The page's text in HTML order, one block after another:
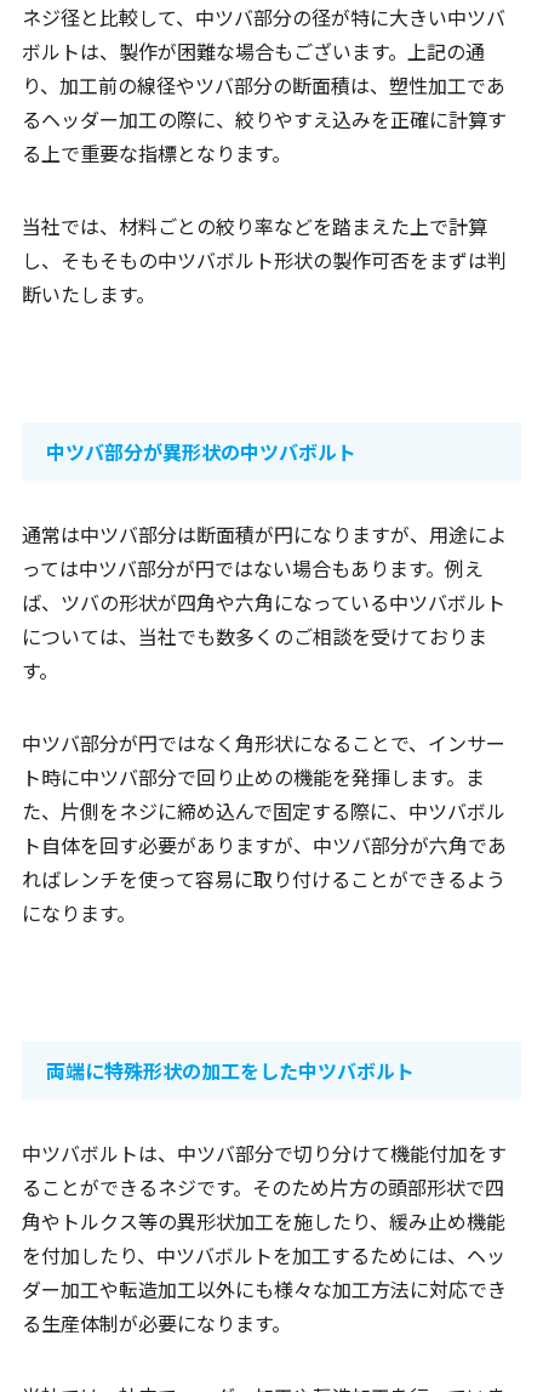
ネジ径と比較して、中ツバ部分の径が特に大きい中ツバ
ボルトは、製作が困難な場合もございます。上記の通
り、加工前の線径やツバ部分の断面積は、塑性加工であ
るヘッダー加工の際に、絞りやすえ込みを正確に計算す
る上で重要な指標となります。
当社では、材料ごとの絞り率などを踏まえた上で計算
し、そもそもの中ツバボルト形状の製作可否をまずは判
断いたします。
中ツバ部分が異形状の中ツバボルト
通常は中ツバ部分は断面積が円になりますが、用途によ
っては中ツバ部分が円ではない場合もあります。例え
ば、ツバの形状が四角や六角になっている中ツバボルト
については、当社でも数多くのご相談を受けておりま
す。
中ツバ部分が円ではなく角形状になることで、インサー
ト時に中ツバ部分で回り止めの機能を発揮します。ま
た、片側をネジに締め込んで固定する際に、中ツバボル
ト自体を回す必要がありますが、中ツバ部分が六角であ
ればレンチを使って容易に取り付けることができるよう
になります。
両端に特殊形状の加工をした中ツバボルト
中ツバボルトは、中ツバ部分で切り分けて機能付加をす
ることができるネジです。そのため片方の頭部形状で四
角やトルクス等の異形状加工を施したり、緩み止め機能
を付加したり、中ツバボルトを加工するためには、ヘッ
ダー加工や転造加工以外にも様々な加工方法に対応でき
る生産体制が必要になります。